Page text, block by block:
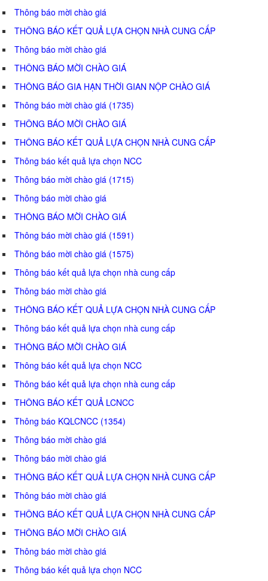
Thông báo mời chào giá
THÔNG BÁO KẾT QUẢ LỰA CHỌN NHÀ CUNG CẤP
Thông báo mời chào giá
THÔNG BÁO MỜI CHÀO GIÁ
THÔNG BÁO GIA HẠN THỜI GIAN NỘP CHÀO GIÁ
Thông báo mời chào giá (1735)
THÔNG BÁO MỜI CHÀO GIÁ
THÔNG BÁO KẾT QUẢ LỰA CHỌN NHÀ CUNG CẤP
Thông báo kết quả lựa chọn NCC
Thông báo mời chào giá (1715)
Thông báo mời chào giá
THÔNG BÁO MỜI CHÀO GIÁ
Thông báo mời chào giá (1591)
Thông báo mời chào giá (1575)
Thông báo kết quả lựa chọn nhà cung cấp
Thông báo mời chào giá
THÔNG BÁO KẾT QUẢ LỰA CHỌN NHÀ CUNG CẤP
Thông báo kết quả lựa chọn nhà cung cấp
THÔNG BÁO MỜI CHÀO GIÁ
Thông báo kết quả lựa chọn NCC
Thông báo kết quả lựa chọn nhà cung cấp
THÔNG BÁO KẾT QUẢ LCNCC
Thông báo KQLCNCC (1354)
Thông báo mời chào giá
Thông báo mời chào giá
THÔNG BÁO KẾT QUẢ LỰA CHỌN NHÀ CUNG CẤP
Thông báo mời chào giá
THÔNG BÁO KẾT QUẢ LỰA CHỌN NHÀ CUNG CẤP
THÔNG BÁO MỜI CHÀO GIÁ
Thông báo mời chào giá
Thông báo kết quả lựa chọn NCC